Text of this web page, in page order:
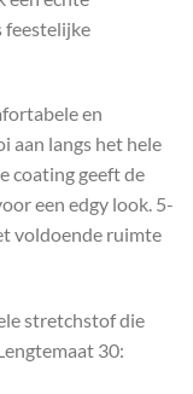
feestelijke
en
aan langs het hele
coating geeft de
een edgy look. 5-
voldoende ruimte
stretchstof die
30: